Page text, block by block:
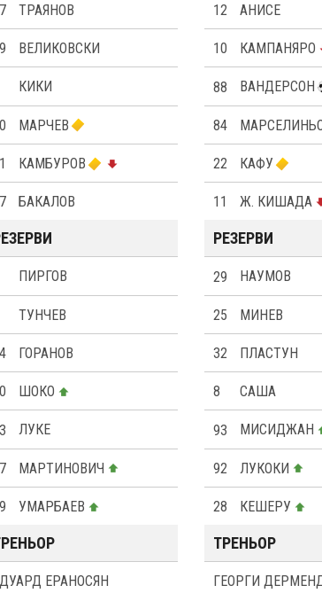
ТРАЯНОВ
ВЕЛИКОВСКИ
КИКИ
МАРЧЕВ
КАМБУРОВ
БАКАЛОВ
ПИРГОВ
ТУНЧЕВ
ГОРАНОВ
ШОКО
ЛУКЕ
МАРТИНОВИЧ
УМАРБАЕВ
12 АНИСЕ
10 КАМПАНЯРО
88 ВАНДЕРСОН
84
22 КАФУ
11 Ж. КИШАДА
РЕЗЕРВИ
29 НАУМОВ
25 МИНЕВ
32 ПЛАСТУН
8 САША
93 МИСИДЖАН
92 ЛУКОКИ
28 КЕШЕРУ
ЕРАНОСЯН
ТРЕНЬОР
ГЕОРГИ